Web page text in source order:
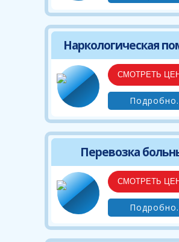
Наркологическая
СМОТРЕТЬ
Перевозка
СМОТРЕТЬ